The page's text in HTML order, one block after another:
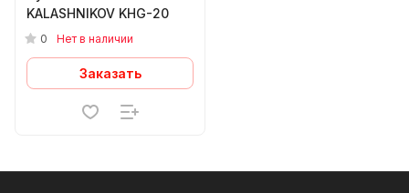
KALASHNIKOV KHG-20
0 Нет в наличии
Заказать